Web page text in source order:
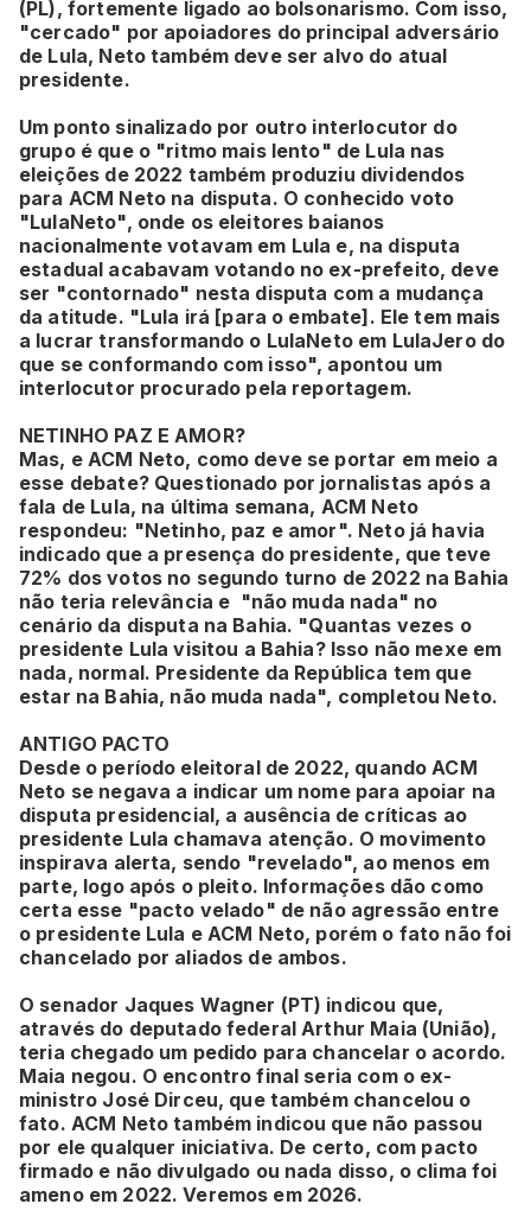
(PL), fortemente ligado ao bolsonarismo. Com isso,
"cercado" por apoiadores do principal adversário
de Lula, Neto também deve ser alvo do atual
presidente.
Um ponto sinalizado por outro interlocutor do
grupo é que o "ritmo mais lento" de Lula nas
eleições de 2022 também produziu dividendos
para ACM Neto na disputa. O conhecido voto
"LulaNeto", onde os eleitores baianos
nacionalmente votavam em Lula e, na disputa
estadual acabavam votando no ex-prefeito, deve
ser "contornado" nesta disputa com a mudança
da atitude. "Lula irá [para o embate]. Ele tem mais
a lucrar transformando o LulaNeto em LulaJero do
que se conformando com isso", apontou um
interlocutor procurado pela reportagem.
NETINHO PAZ E AMOR?
Mas, e ACM Neto, como deve se portar em meio a
esse debate? Questionado por jornalistas após a
fala de Lula, na última semana, ACM Neto
respondeu: "Netinho, paz e amor". Neto já havia
indicado que a presença do presidente, que teve
72% dos votos no segundo turno de 2022 na Bahia
não teria relevância e "não muda nada" no
cenário da disputa na Bahia. "Quantas vezes o
presidente Lula visitou a Bahia? Isso não mexe em
nada, normal. Presidente da República tem que
estar na Bahia, não muda nada", completou Neto.
ANTIGO PACTO
Desde o período eleitoral de 2022, quando ACM
Neto se negava a indicar um nome para apoiar na
disputa presidencial, a ausência de críticas ao
presidente Lula chamava atenção. O movimento
inspirava alerta, sendo "revelado", ao menos em
parte, logo após o pleito. Informações dão como
certa esse "pacto velado" de não agressão entre
o presidente Lula e ACM Neto, porém o fato não foi
chancelado por aliados de ambos.
O senador Jaques Wagner (PT) indicou que,
através do deputado federal Arthur Maia (União),
teria chegado um pedido para chancelar o acordo.
Maia negou. O encontro final seria com o ex-
ministro José Dirceu, que também chancelou o
fato. ACM Neto também indicou que não passou
por ele qualquer iniciativa. De certo, com pacto
firmado e não divulgado ou nada disso, o clima foi
ameno em 2022. Veremos em 2026.